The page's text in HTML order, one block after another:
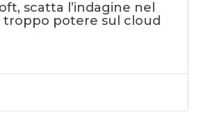
scatta l’indagine nel
troppo potere sul cloud